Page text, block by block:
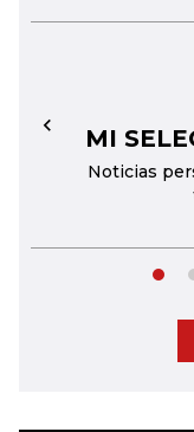
MI
Noticias
←